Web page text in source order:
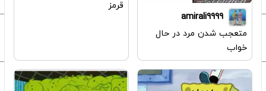
amirali9999
متعجب شدن مرد در حال
خواب
قرمز